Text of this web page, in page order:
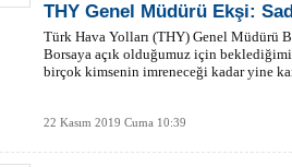
THY Genel Müdürü Ekşi:
Türk Hava Yolları (THY) Genel Müdürü
Borsaya açık olduğumuz için
birçok kimsenin imreneceği kadar yine
22 Kasım 2019 Cuma 10:39